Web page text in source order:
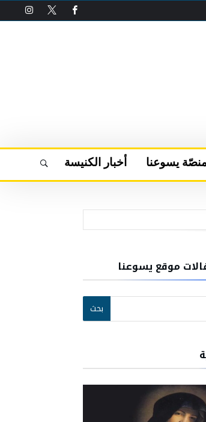
يسوعنا أخبار الكنيسة
موقع يسوعنا